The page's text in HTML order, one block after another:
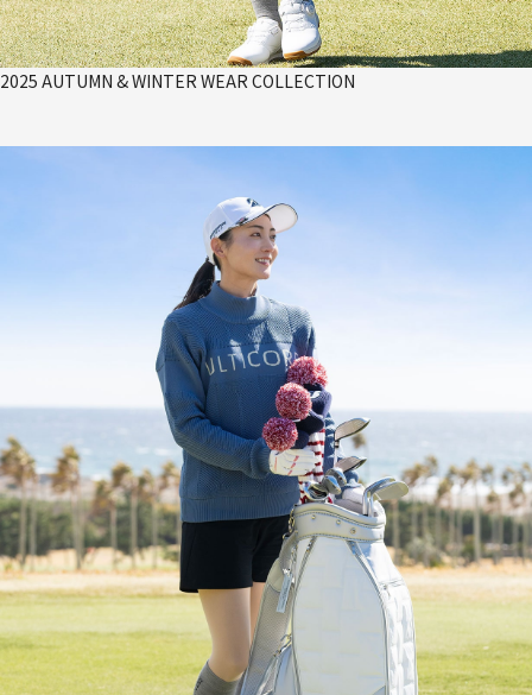
2025 AUTUMN & WINTER WEAR COLLECTION